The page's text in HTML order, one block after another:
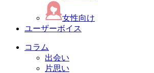
女性向け
ユーザーボイス
コラム
出会い
片思い